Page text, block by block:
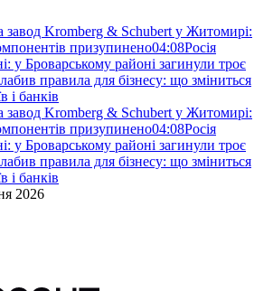
завод Kromberg & Schubert у Житомирі:
призупинено04:08Росія
у Броварському районі загинули троє
правила для бізнесу: що зміниться
і банків
завод Kromberg & Schubert у Житомирі:
призупинено04:08Росія
у Броварському районі загинули троє
правила для бізнесу: що зміниться
і банків
2026